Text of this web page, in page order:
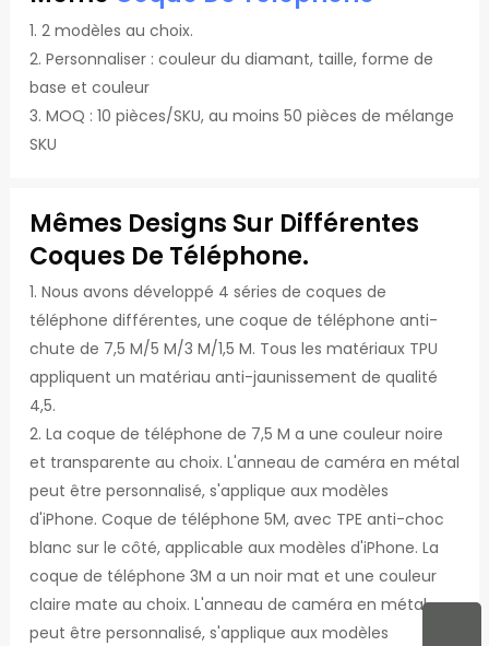
1. 2 modèles au choix.
2. Personnaliser : couleur du diamant, taille, forme de
base et couleur
3. MOQ : 10 pièces/SKU, au moins 50 pièces de mélange
SKU
Mêmes Designs Sur Différentes
Coques De Téléphone.
1. Nous avons développé 4 séries de coques de
téléphone différentes, une coque de téléphone anti-
chute de 7,5 M/5 M/3 M/1,5 M. Tous les matériaux TPU
appliquent un matériau anti-jaunissement de qualité
4,5.
2. La coque de téléphone de 7,5 M a une couleur noire
et transparente au choix. L'anneau de caméra en métal
peut être personnalisé, s'applique aux modèles
d'iPhone. Coque de téléphone 5M, avec TPE anti-choc
blanc sur le côté, applicable aux modèles d'iPhone. La
coque de téléphone 3M a un noir mat et une couleur
claire mate au choix. L'anneau de caméra en métal
peut être personnalisé, s'applique aux modèles